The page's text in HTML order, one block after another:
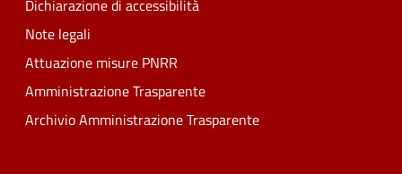
Dichiarazione di accessibilità
Note legali
Attuazione misure PNRR
Amministrazione Trasparente
Archivio Amministrazione Trasparente